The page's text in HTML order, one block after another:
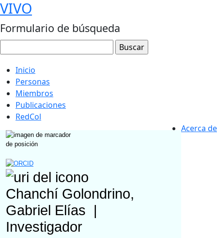
VIVO
Formulario de búsqueda
Inicio
Personas
Miembros
Publicaciones
RedCol
Acerca de
Chanchí Golondrino,
Gabriel Elías
Investigador